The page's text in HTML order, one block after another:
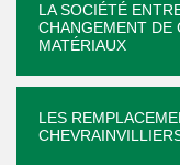
LA SOCIÉTÉ
CHANGEMENT DE
MATÉRIAUX
LES